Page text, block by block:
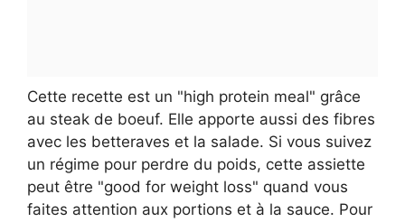
Cette recette est un "high protein meal" grâce
au steak de boeuf. Elle apporte aussi des fibres
avec les betteraves et la salade. Si vous suivez
un régime pour perdre du poids, cette assiette
peut être "good for weight loss" quand vous
faites attention aux portions et à la sauce. Pour